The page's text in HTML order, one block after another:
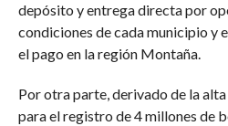
depósito y entrega directa por
condiciones de cada municipio y
el pago en la región Montaña.
Por otra parte, derivado de la
para el registro de 4 millones de